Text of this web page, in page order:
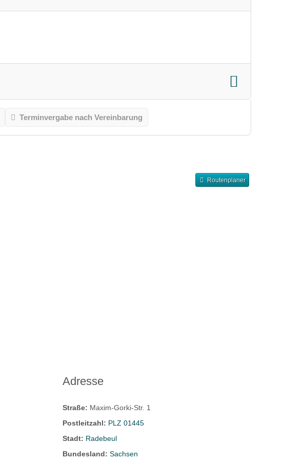
Terminvergabe nach Vereinbarung
Routenplaner
Adresse
Straße: Maxim-Gorki-Str. 1
Postleitzahl: PLZ 01445
Stadt: Radebeul
Bundesland:Sachsen